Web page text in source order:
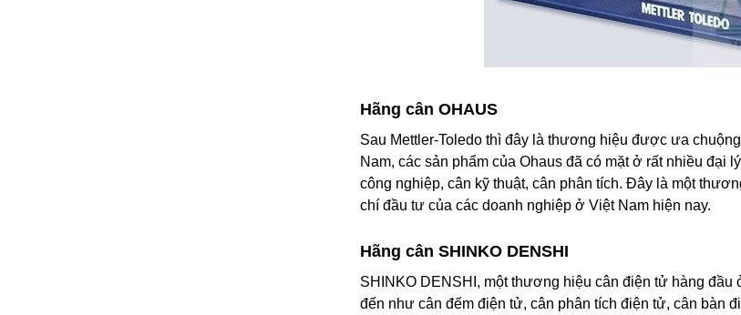
Hãng cân OHAUS
Sau Mettler-Toledo thì đây là thương hiệu được ưa
Nam, các sản phẩm của Ohaus đã có mặt ở rất nhiều
công nghiệp, cân kỹ thuật, cân phân tích. Đây là một
chí đầu tư của các doanh nghiệp ở Việt Nam hiện nay.
Hãng cân SHINKO DENSHI
SHINKO DENSHI, một thương hiệu cân điện tử hàng
đến như cân đếm điện tử, cân phân tích điện tử, cân bàn